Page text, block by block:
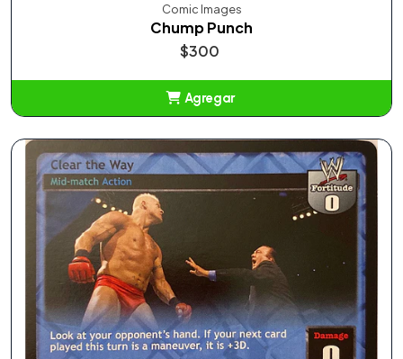
Comic Images
Chump Punch
$300
Agregar